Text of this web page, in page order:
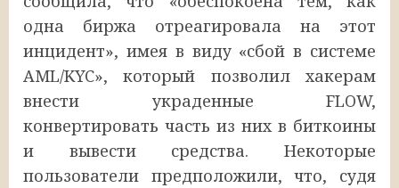
одна биржа отреагировала на этот
инцидент», имея в виду «сбой в системе
AML/KYC», который позволил хакерам
внести украденные FLOW,
конвертировать часть из них в биткоины
и вывести средства. Некоторые
пользователи предположили, что, судя